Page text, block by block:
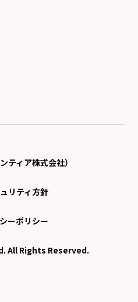
ティア株式会社）
リティ方針
ーポリシー
All Rights Reserved.